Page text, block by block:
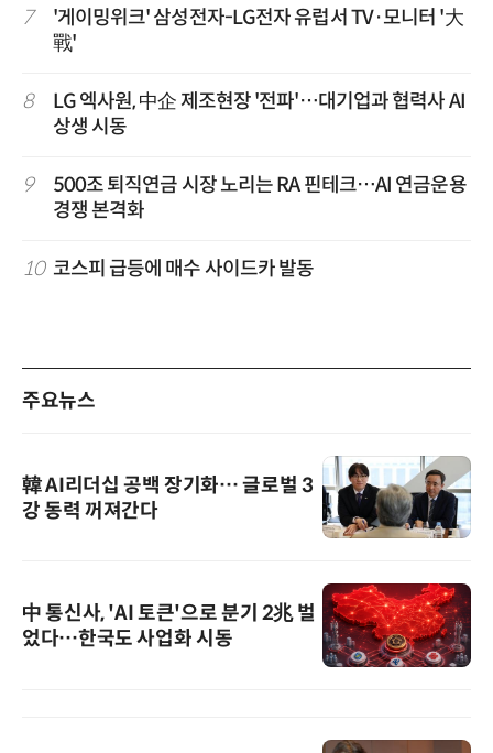
7
'게이밍위크' 삼성전자-LG전자 유럽서 TV·모니터 '大
戰'
8
LG 엑사원, 中企 제조현장 '전파'…대기업과 협력사 AI
상생 시동
9
500조 퇴직연금 시장 노리는 RA 핀테크…AI 연금운용
경쟁 본격화
10 코스피 급등에 매수 사이드카 발동
주요뉴스
韓 AI리더십 공백 장기화… 글로벌 3
강 동력 꺼져간다
中 통신사, 'AI 토큰'으로 분기 2兆 벌
었다…한국도 사업화 시동